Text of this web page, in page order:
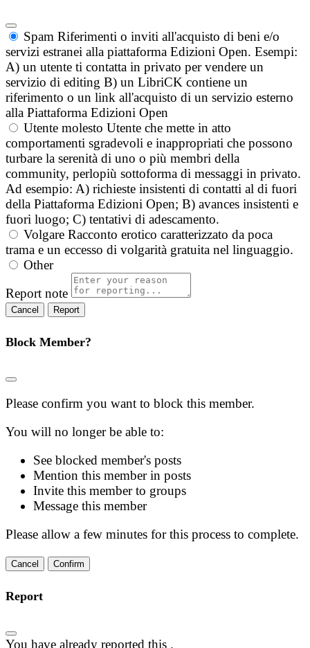
Spam Riferimenti o inviti all'acquisto di beni e/o
servizi estranei alla piattaforma Edizioni Open. Esempi:
A) un utente ti contatta in privato per vendere un
servizio di editing B) un LibriCK contiene un
riferimento o un link all'acquisto di un servizio esterno
alla Piattaforma Edizioni Open
Utente molesto Utente che mette in atto
comportamenti sgradevoli e inappropriati che possono
turbare la serenità di uno o più membri della
community, perlopiù sottoforma di messaggi in privato.
Ad esempio: A) richieste insistenti di contatti al di fuori
della Piattaforma Edizioni Open; B) avances insistenti e
fuori luogo; C) tentativi di adescamento.
Volgare Racconto erotico caratterizzato da poca
trama e un eccesso di volgarità gratuita nel linguaggio.
Other
Report note
Report
Block Member?
Please confirm you want to block this member.
You will no longer be able to:
See blocked member's posts
Mention this member in posts
Invite this member to groups
Message this member
Please allow a few minutes for this process to complete.
Confirm
Report
You have already reported this .